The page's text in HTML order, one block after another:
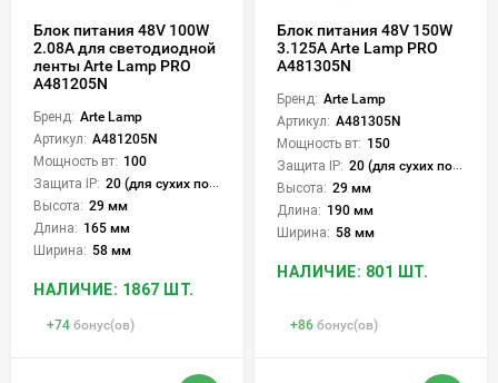
Блок питания 48V 100W
2.08А для светодиодной
ленты Arte Lamp PRO
A481205N
Бренд: Arte Lamp
Артикул: A481205N
Мощность вт: 100
Защита IP: 20 (для сухих пом.)
Высота: 29 мм
Длина: 165 мм
Ширина: 58 мм
НАЛИЧИЕ: 1867 ШТ.
+74 бонус(ов)
Блок питания 48V 150W
3.125А Arte Lamp PRO
A481305N
Бренд: Arte Lamp
Артикул: A481305N
Мощность вт: 150
Защита IP: 20 (для сухих пом.)
Высота: 29 мм
Длина: 190 мм
Ширина: 58 мм
НАЛИЧИЕ: 801 ШТ.
+86 бонус(ов)